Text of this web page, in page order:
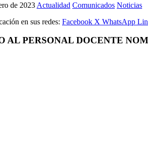
de 2023 Actualidad Comunicados Noticias
en sus redes: Facebook X WhatsApp
AL PERSONAL DOCENTE